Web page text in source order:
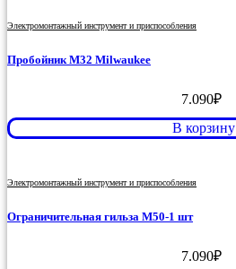
Электромонтажный инструмент и приспособления
Пробойник M32 Milwaukee
7.090₽
В корзину
Электромонтажный инструмент и приспособления
Ограничительная гильза M50-1 шт
7.090₽